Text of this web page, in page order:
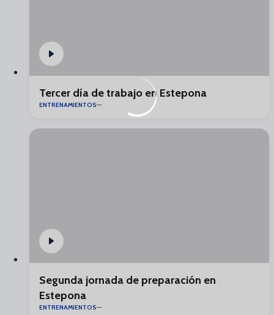
Tercer día de trabajo en Estepona
ENTRENAMIENTOS
Segunda jornada de preparación en
Estepona
ENTRENAMIENTOS